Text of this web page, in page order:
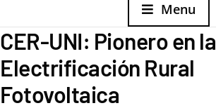
Menu
CER-UNI: Pionero en la
Electrificación Rural
Fotovoltaica